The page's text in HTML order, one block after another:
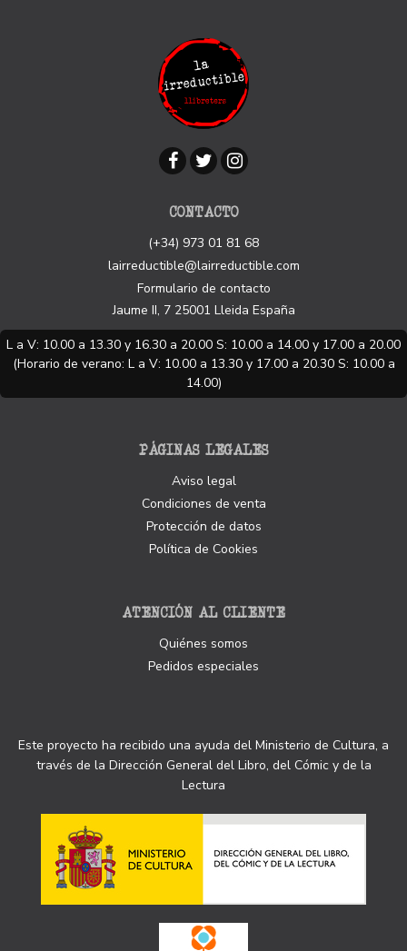
CONTACTO
(+34) 973 01 81 68
lairreductible@lairreductible.com
Formulario de contacto
Jaume II, 7 25001 Lleida España
L a V: 10.00 a 13.30 y 16.30 a 20.00 S: 10.00 a 14.00 y 17.00 a 20.00
(Horario de verano: L a V: 10.00 a 13.30 y 17.00 a 20.30 S: 10.00 a
14.00)
PÁGINAS LEGALES
Aviso legal
Condiciones de venta
Protección de datos
Política de Cookies
ATENCIÓN AL CLIENTE
Quiénes somos
Pedidos especiales
Este proyecto ha recibido una ayuda del Ministerio de Cultura, a
través de la Dirección General del Libro, del Cómic y de la
Lectura